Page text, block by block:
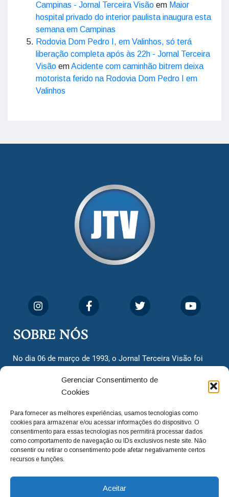
Gerenciar Consentimento de
Cookies
Para fornecer as melhores experiências, usamos tecnologias como
cookies para armazenar e/ou acessar informações do dispositivo. O
consentimento para essas tecnologias nos permitirá processar dados
como comportamento de navegação ou IDs exclusivos neste site. Não
consentir ou retirar o consentimento pode afetar negativamente certos
recursos e funções.
Aceitar
Campinas - Jornal Terceira Visão em Maior
hospital privado do interior paulista inaugura esta
semana em Campinas
Rodovia Dom Pedro I, em Valinhos, só terá
liberação completa após às 22h - Jornal Terceira
Visão emAcidente com caminhão bitrem deixa
motorista ferido na Rodovia Dom Pedro I em
Valinhos
SOBRE NÓS
No dia 06 de março de 1993, o Jornal Terceira Visão foi
cidadãos valinhenses, já que naquela época só existiam
dois jornais. Há mais de 30 anos, o jornal continua
com o foco de trazer as melhores notícias. Nunca
deixamos de lado as necessidades do cidadão, sempre
questionando os órgãos públicos em busca de melhorias
para a cidade e sempre cobrando resoluções para casos